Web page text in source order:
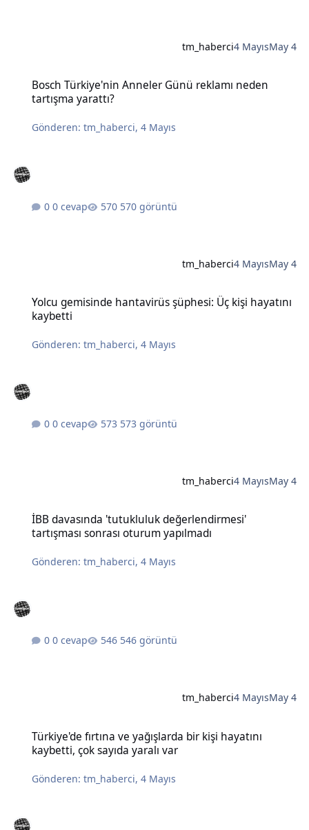
tm_haberci4 MayısMay 4
Bosch Türkiye'nin Anneler Günü reklamı neden
tartışma yarattı?
Gönderen:tm_haberci,4 Mayıs
0 cevap 570 görüntü
tm_haberci4 MayısMay 4
Yolcu gemisinde hantavirüs şüphesi: Üç kişi hayatını
kaybetti
Gönderen:tm_haberci,4 Mayıs
0 cevap 573 görüntü
tm_haberci4 MayısMay 4
İBB davasında 'tutukluluk değerlendirmesi'
tartışması sonrası oturum yapılmadı
Gönderen:tm_haberci,4 Mayıs
0 cevap 546 görüntü
tm_haberci4 MayısMay 4
Türkiye'de fırtına ve yağışlarda bir kişi hayatını
kaybetti, çok sayıda yaralı var
Gönderen:tm_haberci,4 Mayıs